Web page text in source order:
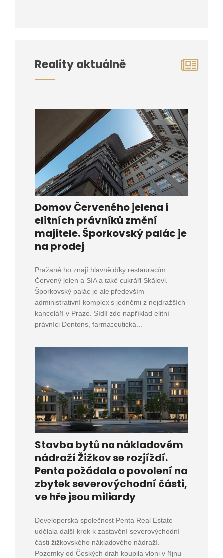
Reality aktuálně
Domov Červeného jelena i
elitních právníků změní
majitele. Šporkovský palác je
na prodej
Pražané ho znají hlavně díky restauracím
Červený jelen a SIA a také cukráři Skálovi.
Šporkovský palác je ale především
administrativní komplex s jedněmi z nejdražších
kanceláří v Praze. Sídlí zde například elitní
právníci Dentons, farmaceutická...
Stavba bytů na nákladovém
nádraží Žižkov se rozjíždí.
Penta požádala o povolení na
zbytek severovýchodní části,
ve hře jsou miliardy
Developerská společnost Penta Real Estate
udělala další krok k zastavění severovýchodní
části žižkovského nákladového nádraží.
Pozemky od Českých drah koupila vloni v říjnu –